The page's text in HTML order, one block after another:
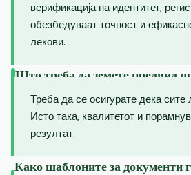
верификација на идентитет,
обезбедуваат точност и
лекови.
Што треба да земете предвид
Треба да се осигурате дека
Исто така, квалитетот и
резултат.
Како шаблоните за документи